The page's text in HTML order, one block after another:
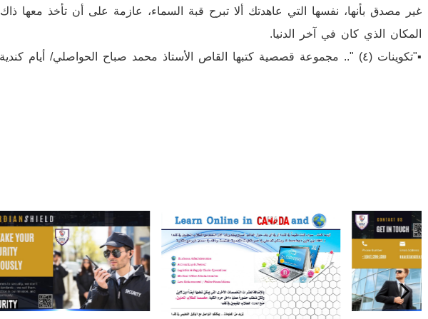
غير مصدق بأنها، نفسها التي عاهدتك ألا تبرح قبة السماء، عازمة على أن تأخذ معها
المكان الذي كان في آخر الدنيا.
▪︎"تكوينات (٤) ".. مجموعة قصصية كتبها القاص الأستاذ محمد صباح الحواصلي/ أيام كندية، ونُشرت في ٢٥ أكتوبر ٢٠٢٠